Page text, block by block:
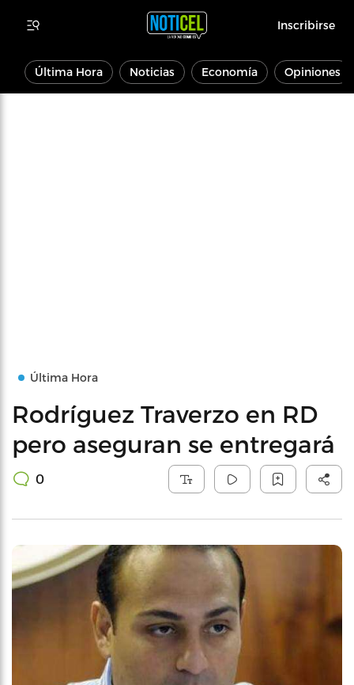
Inscribirse
Última Hora Noticias Economía Opiniones
Última Hora
Rodríguez Traverzo en RD
pero aseguran se entregará
0